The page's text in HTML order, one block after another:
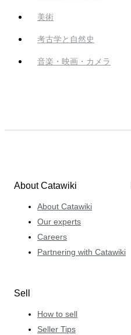
美術
考古学と自然史
音楽・映画・カメラ
About Catawiki
About Catawiki
Our experts
Careers
Partnering with Catawiki
Sell
How to sell
Seller Tips